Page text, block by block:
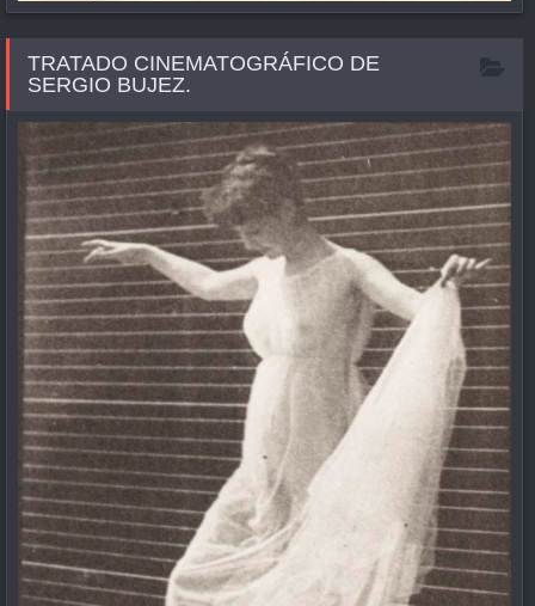
TRATADO CINEMATOGRÁFICO DE
SERGIO BUJEZ.